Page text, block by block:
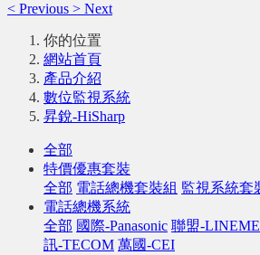
< Previous > Next
你的位置
網站首頁
產品介紹
數位監視系統
昇銳-HiSharp
全部
特價優惠套裝
全部 電話總機套裝組 監視系統套
電話總機系統
全部 國際-Panasonic 聯盟-
訊-TECOM 萬國-CEI